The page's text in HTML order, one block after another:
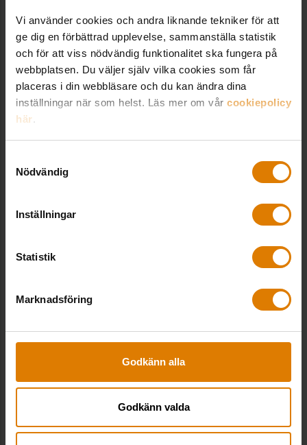
Vi använder cookies och andra liknande tekniker för att
ge dig en förbättrad upplevelse, sammanställa statistik
och för att viss nödvändig funktionalitet ska fungera på
webbplatsen. Du väljer själv vilka cookies som får
placeras i din webbläsare och du kan ändra dina
inställningar när som helst. Läs mer om vår cookiepolicy
här.
Nödvändig
Inställningar
Statistik
Marknadsföring
Godkänn alla
Godkänn valda
LÄNKAR OCH DOKUMENT
påverkan
Åsa Schelin
Åsa Schelin är expert inom boendefrågor.
asa.schelin@sverigesallmannytta.se
08-406 56 30